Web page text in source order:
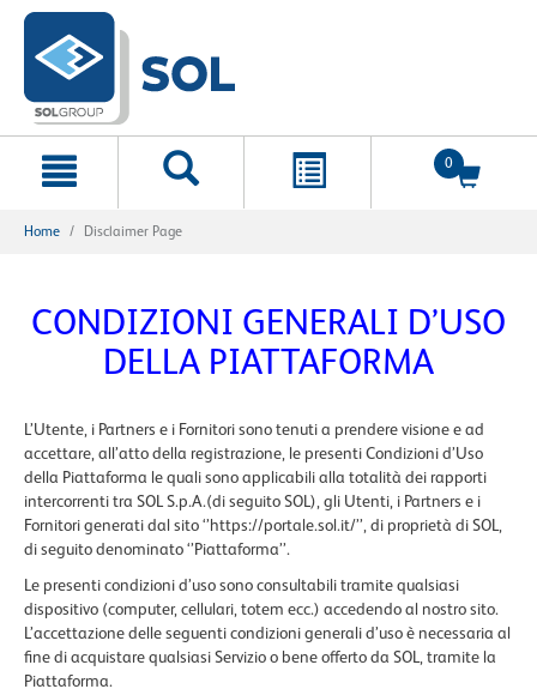
0
Home Disclaimer Page
CONDIZIONI GENERALI D’USO
DELLA PIATTAFORMA
L’Utente, i Partners e i Fornitori sono tenuti a prendere visione e ad
accettare, all’atto della registrazione, le presenti Condizioni d’Uso
della Piattaforma le quali sono applicabili alla totalità dei rapporti
intercorrenti tra SOL S.p.A.(di seguito SOL), gli Utenti, i Partners e i
Fornitori generati dal sito ‘’https://portale.sol.it/’’, di proprietà di SOL,
di seguito denominato ‘’Piattaforma’’.
Le presenti condizioni d’uso sono consultabili tramite qualsiasi
dispositivo (computer, cellulari, totem ecc.) accedendo al nostro sito.
L’accettazione delle seguenti condizioni generali d’uso è necessaria al
fine di acquistare qualsiasi Servizio o bene offerto da SOL, tramite la
Piattaforma.